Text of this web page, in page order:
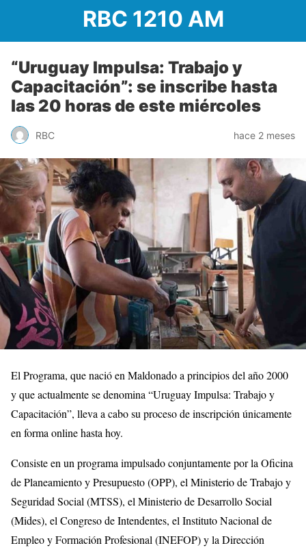
RBC 1210 AM
“Uruguay Impulsa: Trabajo y
Capacitación”: se inscribe hasta
las 20 horas de este miércoles
RBC hace 2 meses
El Programa, que nació en Maldonado a principios del año 2000
y que actualmente se denomina “Uruguay Impulsa: Trabajo y
Capacitación”, lleva a cabo su proceso de inscripción únicamente
en forma online hasta hoy.
Consiste en un programa impulsado conjuntamente por la Oficina
de Planeamiento y Presupuesto (OPP), el Ministerio de Trabajo y
Seguridad Social (MTSS), el Ministerio de Desarrollo Social
(Mides), el Congreso de Intendentes, el Instituto Nacional de
Empleo y Formación Profesional (INEFOP) y la Dirección